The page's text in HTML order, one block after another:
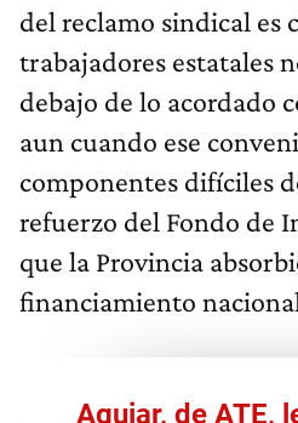
del reclamo sindical es
trabajadores estatales
debajo de lo acordado
aun cuando ese
componentes difíciles
refuerzo del Fondo de
que la Provincia
financiamiento
Aguiar, de ATE,